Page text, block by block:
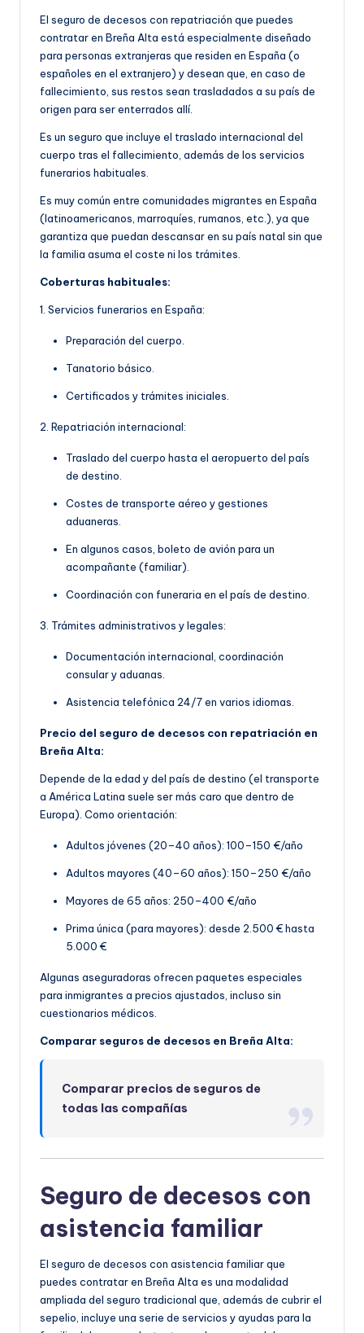
El seguro de decesos con repatriación que puedes
contratar en Breña Alta está especialmente diseñado
para personas extranjeras que residen en España (o
españoles en el extranjero) y desean que, en caso de
fallecimiento, sus restos sean trasladados a su país de
origen para ser enterrados allí.
Es un seguro que incluye el traslado internacional del
cuerpo tras el fallecimiento, además de los servicios
funerarios habituales.
Es muy común entre comunidades migrantes en España
(latinoamericanos, marroquíes, rumanos, etc.), ya que
garantiza que puedan descansar en su país natal sin que
la familia asuma el coste ni los trámites.
Coberturas habituales:
1. Servicios funerarios en España:
Preparación del cuerpo.
Tanatorio básico.
Certificados y trámites iniciales.
2. Repatriación internacional:
Traslado del cuerpo hasta el aeropuerto del país
de destino.
Costes de transporte aéreo y gestiones
aduaneras.
En algunos casos, boleto de avión para un
acompañante (familiar).
Coordinación con funeraria en el país de destino.
3. Trámites administrativos y legales:
Documentación internacional, coordinación
consular y aduanas.
Asistencia telefónica 24/7 en varios idiomas.
Precio del seguro de decesos con repatriación en
Breña Alta:
Depende de la edad y del país de destino (el transporte
a América Latina suele ser más caro que dentro de
Europa). Como orientación:
Adultos jóvenes (20–40 años): 100–150 €/año
Adultos mayores (40–60 años): 150–250 €/año
Mayores de 65 años: 250–400 €/año
Prima única (para mayores): desde 2.500 € hasta
5.000 €
Algunas aseguradoras ofrecen paquetes especiales
para inmigrantes a precios ajustados, incluso sin
cuestionarios médicos.
Comparar seguros de decesos en Breña Alta:
Comparar precios de seguros de
todas las compañías
Seguro de decesos con
asistencia familiar
El seguro de decesos con asistencia familiar que
puedes contratar en Breña Alta es una modalidad
ampliada del seguro tradicional que, además de cubrir el
sepelio, incluye una serie de servicios y ayudas para la